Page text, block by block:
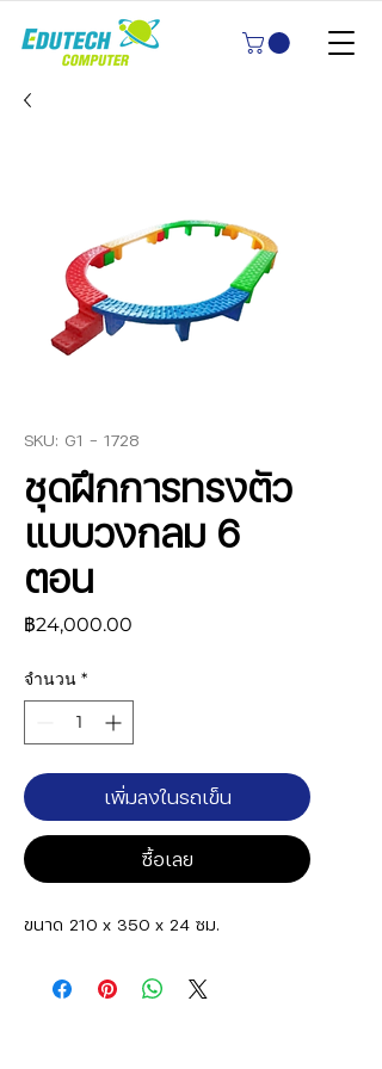
SKU: G1 - 1728
ชุดฝึกการทรงตัว
แบบวงกลม 6
ตอน
฿24,000.00
จำนวน *
เพิ่มลงในรถเข็น
ซื้อเลย
ขนาด 210 x 350 x 24 ซม.